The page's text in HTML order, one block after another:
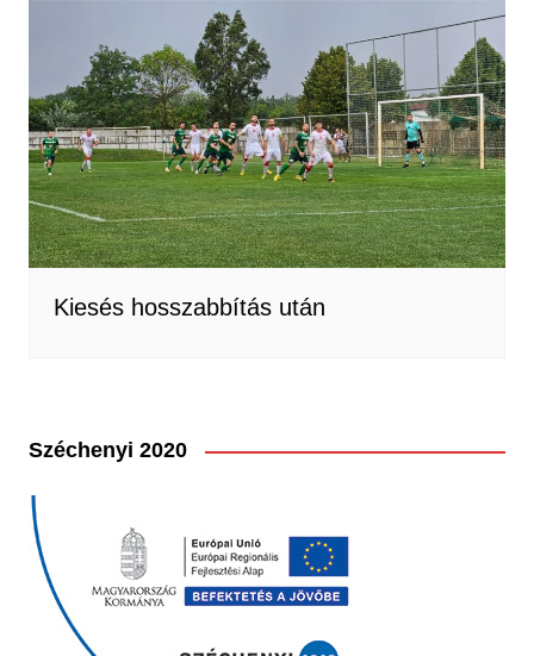
Kiesés hosszabbítás után
Széchenyi 2020